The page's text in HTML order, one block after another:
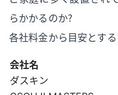
らかかるのか？
各社料金から目安とする
会社名
ダスキン